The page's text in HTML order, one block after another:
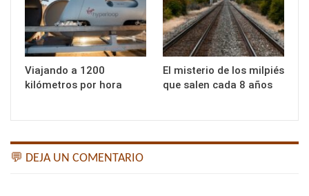
Viajando a 1200
kilómetros por hora
El misterio de los milpiés
que salen cada 8 años
💬 DEJA UN COMENTARIO